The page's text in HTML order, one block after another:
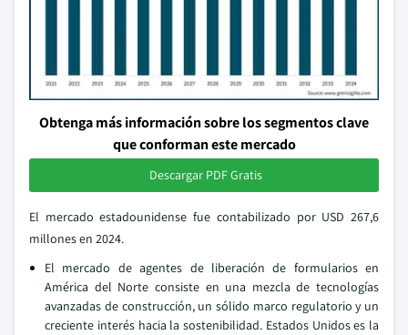
Obtenga más información sobre los segmentos clave
que conforman este mercado
Descargar PDF Gratis
El mercado estadounidense fue contabilizado por USD 267,6
millones en 2024.
El mercado de agentes de liberación de formularios en
América del Norte consiste en una mezcla de tecnologías
avanzadas de construcción, un sólido marco regulatorio y un
creciente interés hacia la sostenibilidad. Estados Unidos es la